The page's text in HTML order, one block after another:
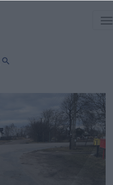
search